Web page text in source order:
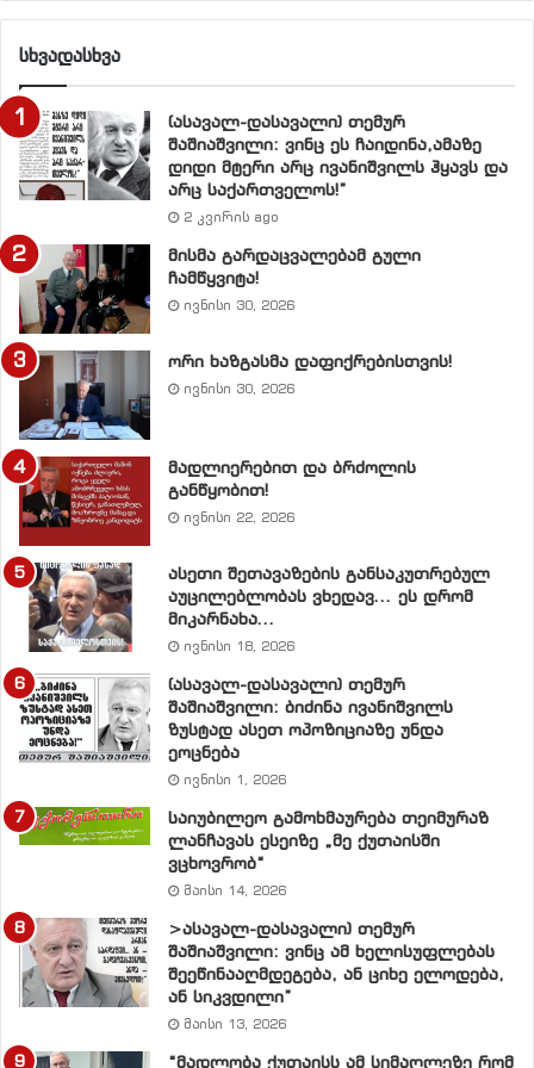
ძალებს, ქედს იხრიან გარედან მართვადი
პოლიტიკური ძალების, არასამთავრობო
ორგანიზაციების მედიის საშუალებების წინაშე.
ყოველივე ამის შედეგია, რომ საქართველოში
პოლიტიკამ გონებაც დაკარგა და ზნეობაც.
20 წელია, ქვეყანა მოჯადოებულ წრეზე ტრიალებს და
გამოსავალი მხოლოდ მაშინ მოიძებნება, როცა
გაეცემა პასუხი კითხვას, თუ რატომ ხდება ეს . ჩვენი
ძალისხმევა სწორედ აქეთ იქნება მიმართული.
1.მასობრივი იმედგაცრუება
2.პოლიტიკური ვასალიზმი
3.გონებაწართმეული პოლიტიკა
4. არჩევნების პოლიტიკური ღირებულება
5. დემოკრატიულ თავისუფლებათა მტრები
6. ძალადობა აზროვნებაზე
7. შეუთავსებელთა შეთავსების დამღუპველი არსი
8. არჩევანის შვიდი საყრდენი
9. თანამშრომლობის ალტერნატიული სქემა
10. ხელისუფლების გადაუდებელი ამოცანები
სხვადასხვა
(ასავალ-დასავალი) თემურ
შაშიაშვილი: ვინც ეს ჩაიდინა,ამაზე
დიდი მტერი არც ივანიშვილს ჰყავს და
არც საქართველოს!”
2 კვირის ago
მისმა გარდაცვალებამ გული
ჩამწყვიტა!
ივნისი 30, 2026
ორი ხაზგასმა დაფიქრებისთვის!
ივნისი 30, 2026
მადლიერებით და ბრძოლის
განწყობით!
ივნისი 22, 2026
ასეთი შეთავაზების განსაკუთრებულ
აუცილებლობას ვხედავ… ეს დრომ
მიკარნახა…
ივნისი 18, 2026
(ასავალ-დასავალი) თემურ
შაშიაშვილი: ბიძინა ივანიშვილს
ზუსტად ასეთ ოპოზიციაზე უნდა
ეოცნება
ივნისი 1, 2026
საიუბილეო გამოხმაურება თეიმურაზ
ლანჩავას ესეიზე „მე ქუთაისში
ვცხოვრობ“
მაისი 14, 2026
>ასავალ-დასავალი) თემურ
შაშიაშვილი: ვინც ამ ხელისუფლებას
შეეწინააღმდეგება, ან ციხე ელოდება,
ან სიკვდილი”
მაისი 13, 2026
“მადლობა ქუთაისს ამ სიმაღლეზე რომ